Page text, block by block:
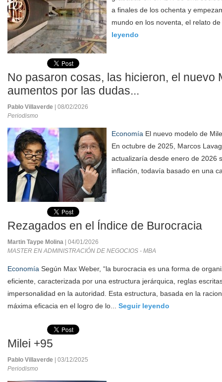
a finales de los ochenta y
mundo en los noventa, el relato
leyendo
No pasaron cosas, las hicieron, el nuevo
aumentos por las dudas...
Pablo Villaverde
| 08/02/2026
Periodismo
Economía El nuevo modelo de
En octubre de 2025, Marcos
actualizaría desde enero de 2026
inflación, todavía basado en una
Rezagados en el Índice de Burocracia
Martin Taype Molina
| 04/01/2026
MASTER EN ADMINISTRACIÓN DE NEGOCIOS - MBA
Economía Según Max Weber, “la burocracia es una forma de
eficiente, caracterizada por una estructura jerárquica, reglas
impersonalidad en la autoridad. Esta estructura, basada en la
máxima eficacia en el logro de lo... Seguir leyendo
Milei +95
Pablo Villaverde
| 03/12/2025
Periodismo